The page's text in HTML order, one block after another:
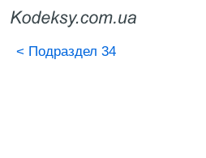
< Подраздел 34